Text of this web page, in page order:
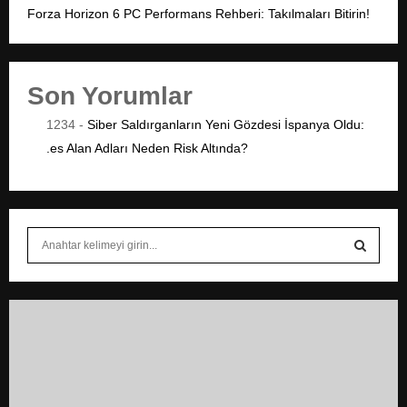
Forza Horizon 6 PC Performans Rehberi: Takılmaları Bitirin!
Son Yorumlar
1234 - Siber Saldırganların Yeni Gözdesi İspanya Oldu:
.es Alan Adları Neden Risk Altında?
S